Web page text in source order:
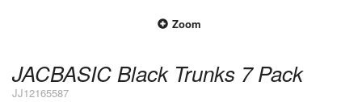
Zoom
JACBASIC Black Trunks 7 Pack
JJ12165587